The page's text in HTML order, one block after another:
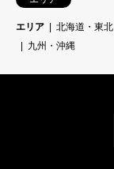
エリア 北海道・東北
九州・沖縄